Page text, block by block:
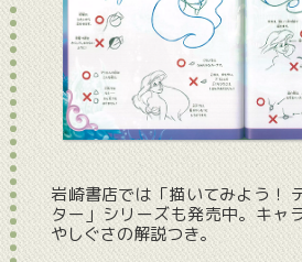
岩崎書店では「描いてみよう！
ター」シリーズも発売中。キャ
やしぐさの解説つき。